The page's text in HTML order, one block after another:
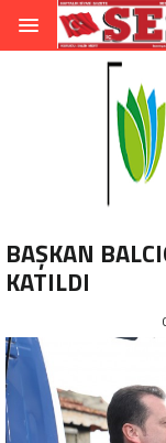
BAŞKAN
KATILDI